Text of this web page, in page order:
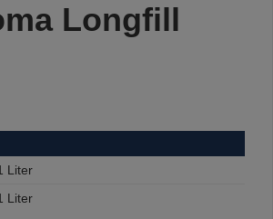
Longfill
Liter
Liter